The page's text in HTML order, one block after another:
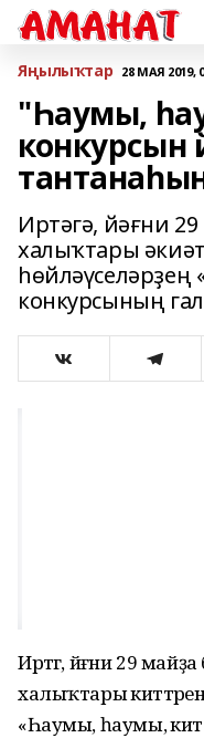
Яңылыҡтар 28 МАЯ 2019,
"Һаумы,
конкурсын
Иртәгә, йәғни
халыҡтары
конкурсының
Иртәгә, йәғни 29
халыҡтары
«Һаумы, һаумы,